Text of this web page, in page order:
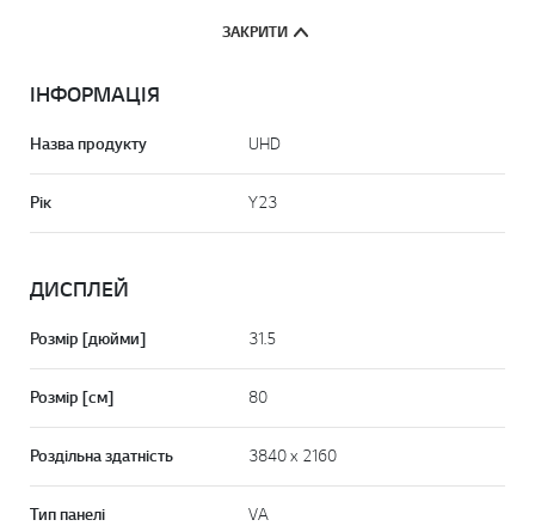
ЗАКРИТИ
ІНФОРМАЦІЯ
Назва продукту UHD
Рік Y23
ДИСПЛЕЙ
Розмір [дюйми] 31.5
Розмір [см] 80
Роздільна здатність 3840 x 2160
Тип панелі VA